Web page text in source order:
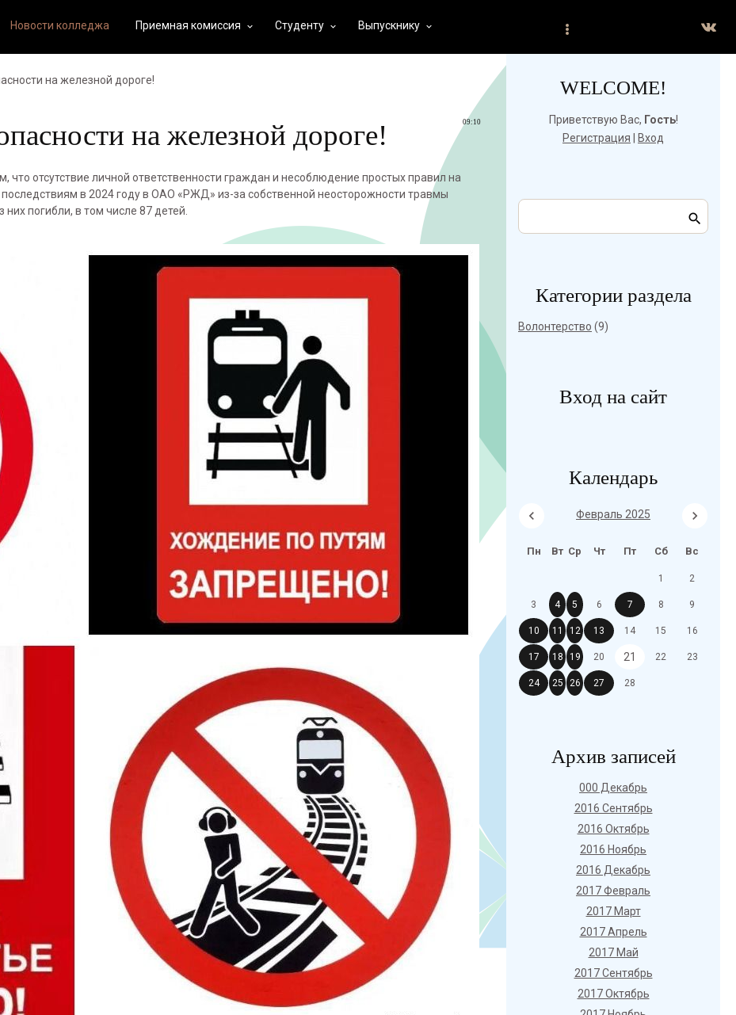
Новости колледжа Приемная комиссия keyboard_arrow_down Студенту keyboard_arrow_down Выпускнику keyboard_arrow_down
на железной дороге!
09:10
на железной дороге!
что отсутствие личной ответственности граждан и несоблюдение простых правил на
в 2024 году в ОАО «РЖД» из-за собственной неосторожности травмы
погибли, в том числе 87 детей.
WELCOME!
Приветствую Вас, Гость!
Регистрация
Вход
Категории раздела
Волонтерство (9)
Вход на сайт
Календарь
Февраль 2025
Пн Вт Ср Чт Пт Сб Вс
1 2
3 4 5 6 7 8 9
10 11 12 13 14 15 16
17 18 19 20 21 22 23
24 25 26 27 28
Архив записей
000 Декабрь
2016 Сентябрь
2016 Октябрь
2016 Ноябрь
2016 Декабрь
2017 Февраль
2017 Март
2017 Апрель
2017 Май
2017 Сентябрь
2017 Октябрь